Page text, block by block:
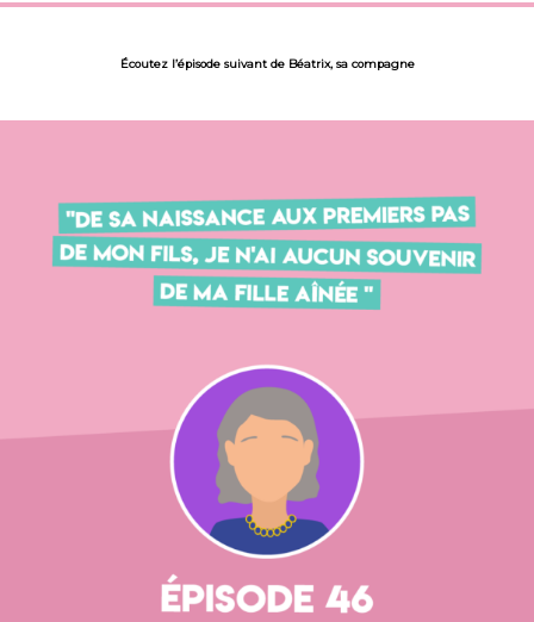
Écoutez l’épisode suivant de Béatrix, sa compagne